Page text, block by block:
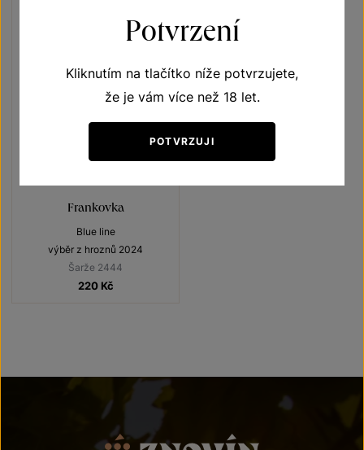
Frankovka
Blue line
výběr z hroznů 2024
Šarže 2444
220 Kč
Potvrzení
Kliknutím na tlačítko níže potvrzujete,
že je vám více než 18 let.
POTVRZUJI